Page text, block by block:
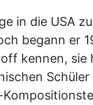
in die USA
begann er
kennen,